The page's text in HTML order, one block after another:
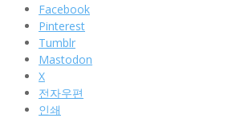
Facebook
Pinterest
Tumblr
Mastodon
X
전자우편
인쇄